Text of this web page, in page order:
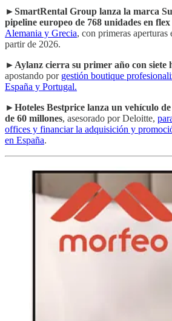
►SmartRental Group lanza la marca
pipeline europeo de 768 unidades en
Alemania y Grecia, con primeras
partir de 2026.
► Aylanz cierra su primer año con siete
apostando por gestión boutique
España y Portugal.
►Hoteles Bestprice lanza un vehículo
de 60 millones, asesorado por Deloitte,
offices y financiar la adquisición y
en España.